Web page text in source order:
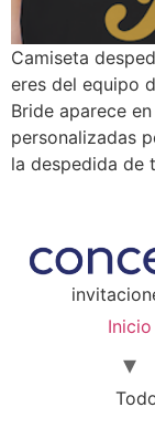
Camiseta
eres del equipo
Bride aparece
personalizadas
la despedida de
Inicio